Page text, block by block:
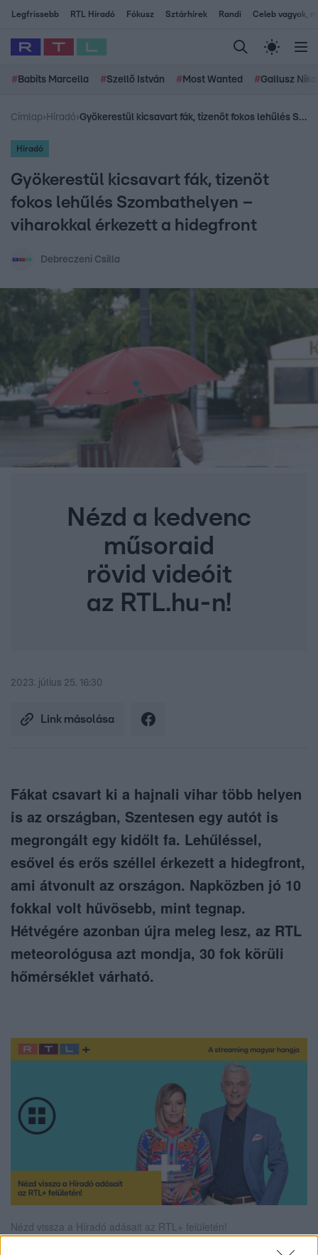
Legfrissebb RTL Híradó Fókusz Sztárhírek Randi Celeb vagyok,
# Babits Marcella #Szellő István # Most Wanted #Gallusz
Címlap› Híradó› Gyökerestül kicsavart fák, tizenöt fokos lehűlés Szombathelyen – viharokkal érkezett a hidegfront
Híradó
Gyökerestül kicsavart fák, tizenöt
fokos lehűlés Szombathelyen –
viharokkal érkezett a hidegfront
Debreczeni Csilla
Nézd a kedvenc
műsoraid
rövid videóit
az RTL.hu-n!
2023. július 25. 16:30
Link másolása
Fákat csavart ki a hajnali vihar több helyen
is az országban, Szentesen egy autót is
megrongált egy kidőlt fa. Lehűléssel,
esővel és erős széllel érkezett a hidegfront,
ami átvonult az országon. Napközben jó 10
fokkal volt hűvösebb, mint tegnap.
Hétvégére azonban újra meleg lesz, az RTL
meteorológusa azt mondja, 30 fok körüli
hőmérséklet várható.
Nézd vissza a Híradó adásait az RTL+ felületén!